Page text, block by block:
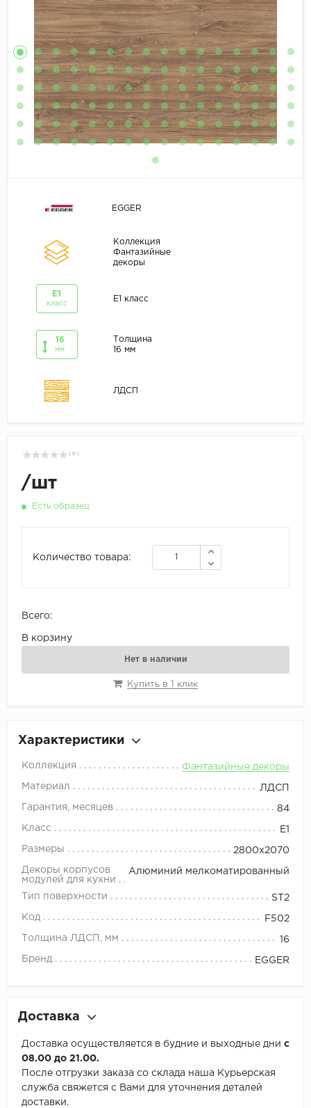
EGGER
Коллекция
Фантазийные
декоры
E1
класс
E1 класс
16
мм
Толщина
16 мм
ЛДСП
( 0 )
/шт
Есть образец
Количество товара:
Всего:
В корзину
Нет в наличии
Купить в 1 клик
Характеристики
Коллекция Фантазийные декоры
Материал ЛДСП
Гарантия, месяцев 84
Класс E1
Размеры 2800x2070
Декоры корпусов
модулей для кухни
Алюминий мелкоматированный
Тип поверхности ST2
Код F502
Толщина ЛДСП, мм 16
Бренд EGGER
Доставка
Доставка осуществляется в будние и выходные дни с
08.00 до 21.00.
После отгрузки заказа со склада наша Курьерская
служба свяжется с Вами для уточнения деталей
доставки.